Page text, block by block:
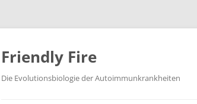
Zum
springen
Friendly Fire
Die Evolutionsbiologie der Autoimmunkrankheiten